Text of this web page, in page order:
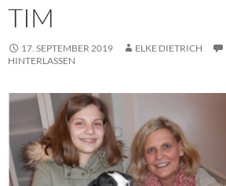
TIM
17. SEPTEMBER 2019 ELKE DIETRICH
HINTERLASSEN